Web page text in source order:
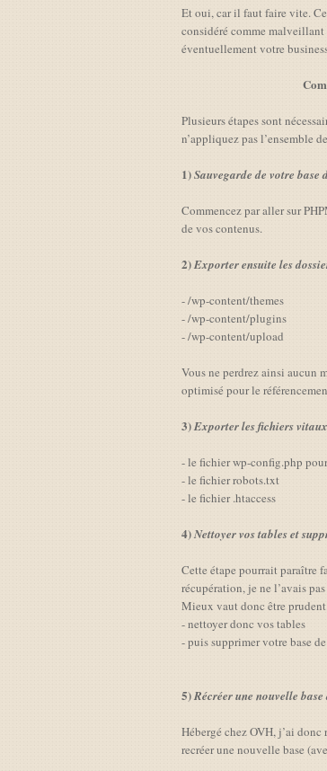
Et oui, car il faut faire vite.
considéré comme malveillant
éventuellement votre
Plusieurs étapes sont
n’appliquez pas l’ensemble
1)Sauvegarde de votre base
Commencez par aller sur
de vos contenus.
2)Exporter ensuite les
- /wp-content/themes
- /wp-content/plugins
- /wp-content/upload
Vous ne perdrez ainsi aucun
optimisé pour le
3)Exporter les fichiers
- le fichier wp-config.php
- le fichier robots.txt
- le fichier .htaccess
4)Nettoyer vos tables et
Cette étape pourrait paraître
récupération, je ne l’avais
Mieux vaut donc être
- nettoyer donc vos tables
- puis supprimer votre base
5)Récréer une nouvelle base
Hébergé chez OVH, j’ai
recréer une nouvelle base